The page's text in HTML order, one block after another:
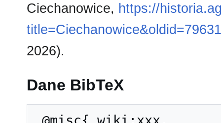
Ciechanowice, https://
title=Ciechanowice&oldid=79631
2026).
Dane BibTeX